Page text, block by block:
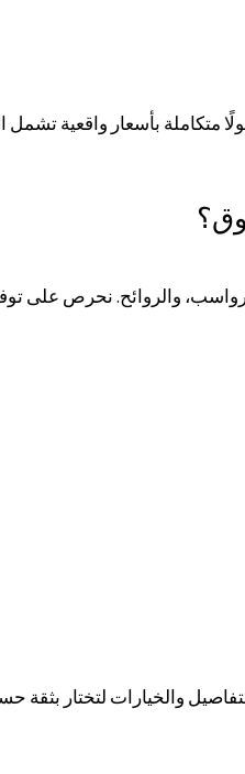
الفلتر ٥ مراحل داخل الكويت، نقدم حلولًا
والروائح. نحرص على
والخيارات لتختار بثقة